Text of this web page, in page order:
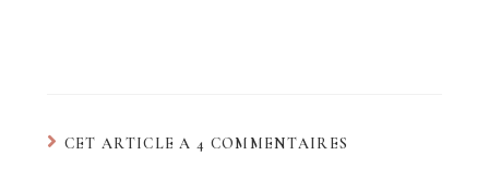
CET ARTICLE A 4 COMMENTAIRES